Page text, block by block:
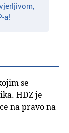
a!
se
HDZ je
na pravo na